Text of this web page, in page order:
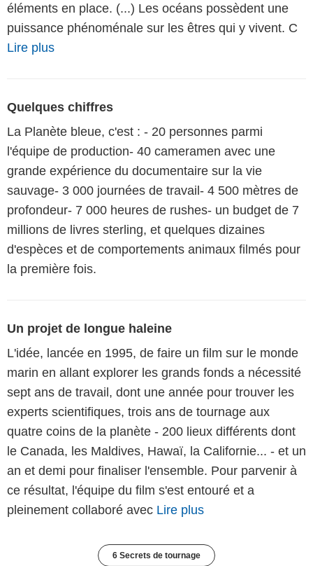
éléments en place. (...) Les océans possèdent une
puissance phénoménale sur les êtres qui y vivent. C
Lire plus
Quelques chiffres
La Planète bleue, c'est : - 20 personnes parmi
l'équipe de production- 40 cameramen avec une
grande expérience du documentaire sur la vie
sauvage- 3 000 journées de travail- 4 500 mètres de
profondeur- 7 000 heures de rushes- un budget de 7
millions de livres sterling, et quelques dizaines
d'espèces et de comportements animaux filmés pour
la première fois.
Un projet de longue haleine
L'idée, lancée en 1995, de faire un film sur le monde
marin en allant explorer les grands fonds a nécessité
sept ans de travail, dont une année pour trouver les
experts scientifiques, trois ans de tournage aux
quatre coins de la planète - 200 lieux différents dont
le Canada, les Maldives, Hawaï, la Californie... - et un
an et demi pour finaliser l'ensemble. Pour parvenir à
ce résultat, l'équipe du film s'est entouré et a
pleinement collaboré avec Lire plus
6 Secrets de tournage